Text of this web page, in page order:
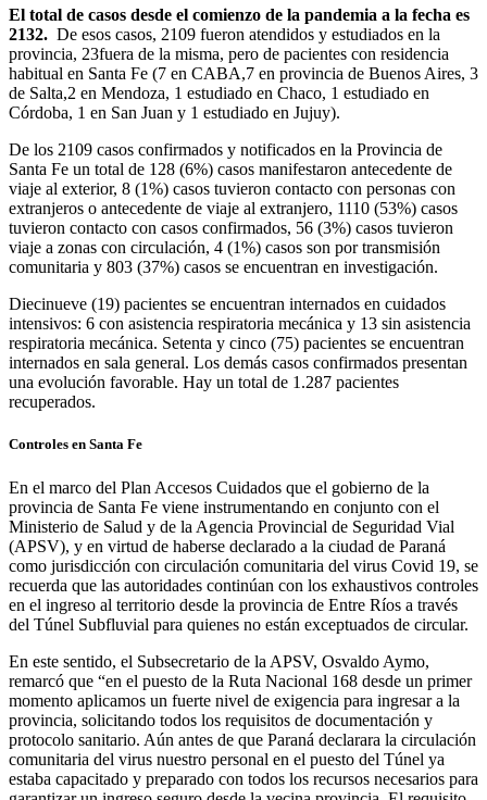
El total de casos desde el comienzo de la pandemia a la fecha es
2132. De esos casos, 2109 fueron atendidos y estudiados en la
provincia, 23fuera de la misma, pero de pacientes con residencia
habitual en Santa Fe (7 en CABA,7 en provincia de Buenos Aires, 3
de Salta,2 en Mendoza, 1 estudiado en Chaco, 1 estudiado en
Córdoba, 1 en San Juan y 1 estudiado en Jujuy).
De los 2109 casos confirmados y notificados en la Provincia de
Santa Fe un total de 128 (6%) casos manifestaron antecedente de
viaje al exterior, 8 (1%) casos tuvieron contacto con personas con
extranjeros o antecedente de viaje al extranjero, 1110 (53%) casos
tuvieron contacto con casos confirmados, 56 (3%) casos tuvieron
viaje a zonas con circulación, 4 (1%) casos son por transmisión
comunitaria y 803 (37%) casos se encuentran en investigación.
Diecinueve (19) pacientes se encuentran internados en cuidados
intensivos: 6 con asistencia respiratoria mecánica y 13 sin asistencia
respiratoria mecánica. Setenta y cinco (75) pacientes se encuentran
internados en sala general. Los demás casos confirmados presentan
una evolución favorable. Hay un total de 1.287 pacientes
recuperados.
Controles en Santa Fe
En el marco del Plan Accesos Cuidados que el gobierno de la
provincia de Santa Fe viene instrumentando en conjunto con el
Ministerio de Salud y de la Agencia Provincial de Seguridad Vial
(APSV), y en virtud de haberse declarado a la ciudad de Paraná
como jurisdicción con circulación comunitaria del virus Covid 19, se
recuerda que las autoridades continúan con los exhaustivos controles
en el ingreso al territorio desde la provincia de Entre Ríos a través
del Túnel Subfluvial para quienes no están exceptuados de circular.
En este sentido, el Subsecretario de la APSV, Osvaldo Aymo,
remarcó que “en el puesto de la Ruta Nacional 168 desde un primer
momento aplicamos un fuerte nivel de exigencia para ingresar a la
provincia, solicitando todos los requisitos de documentación y
protocolo sanitario. Aún antes de que Paraná declarara la circulación
comunitaria del virus nuestro personal en el puesto del Túnel ya
estaba capacitado y preparado con todos los recursos necesarios para